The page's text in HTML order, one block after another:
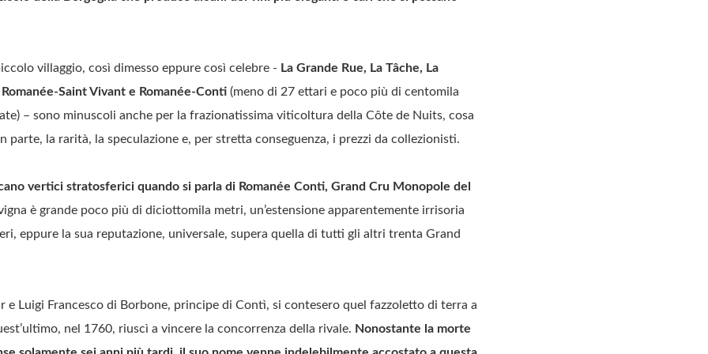
villaggio, così dimesso eppure così celebre - La Grande Rue, La Tâche, La
Saint Vivant e Romanée-Conti (meno di 27 ettari e poco più di centomila
– sono minuscoli anche per la frazionatissima viticoltura della Côte de Nuits, cosa
parte, la rarità, la speculazione e, per stretta conseguenza, i prezzi da collezionisti.
vertici stratosferici quando si parla di Romanée Conti, Grand Cru Monopole del
è grande poco più di diciottomila metri, un’estensione apparentemente irrisoria
eppure la sua reputazione, universale, supera quella di tutti gli altri trenta Grand
e Luigi Francesco di Borbone, principe di Contì, si contesero quel fazzoletto di terra a
nel 1760, riuscì a vincere la concorrenza della rivale. Nonostante la morte